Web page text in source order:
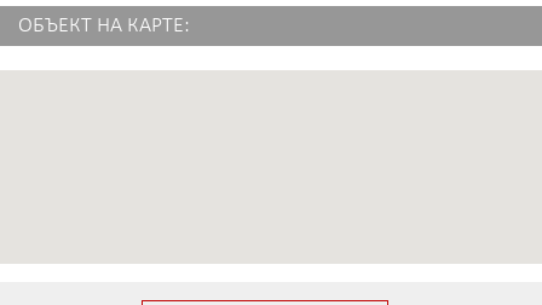
ОБЪЕКТ НА КАРТЕ: